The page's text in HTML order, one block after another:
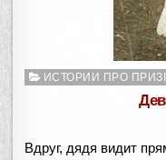
Опубликовано
ИСТОРИИ ПРО
Вдруг, дядя видит